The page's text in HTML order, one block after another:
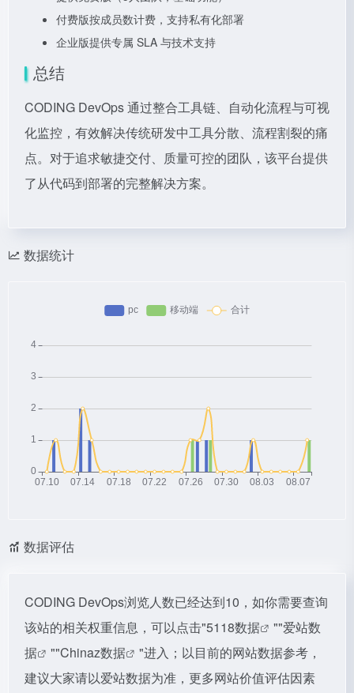
付费版按成员数计费，支持私有化部署
企业版提供专属 SLA 与技术支持
总结
CODING DevOps 通过整合工具链、自动化流程与可视
化监控，有效解决传统研发中工具分散、流程割裂的痛
点。对于追求敏捷交付、质量可控的团队，该平台提供
了从代码到部署的完整解决方案。
数据统计
数据评估
CODING DevOps浏览人数已经达到10，如你需要查询
该站的相关权重信息，可以点击"5118数据 ""爱站数
据
""Chinaz数据
"进入；以目前的网站数据参考，
建议大家请以爱站数据为准，更多网站价值评估因素